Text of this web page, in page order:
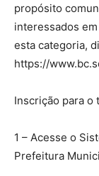
propósito
interessados
esta categoria,
https://
Inscrição para o
1 – Acesse o
Prefeitura